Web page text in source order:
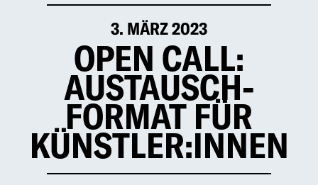
3. MÄRZ 2023
OPEN CALL:
AUSTAUSCH­
FORMAT FÜR
KÜNSTLER:INNEN